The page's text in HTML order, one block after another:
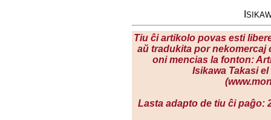
I
Tiu ĉi artikolo povas esti
aŭ tradukita por nekomercaj
oni mencias la fonton:
Isikawa Takasi el
Lasta adapto de tiu ĉi paĝo: